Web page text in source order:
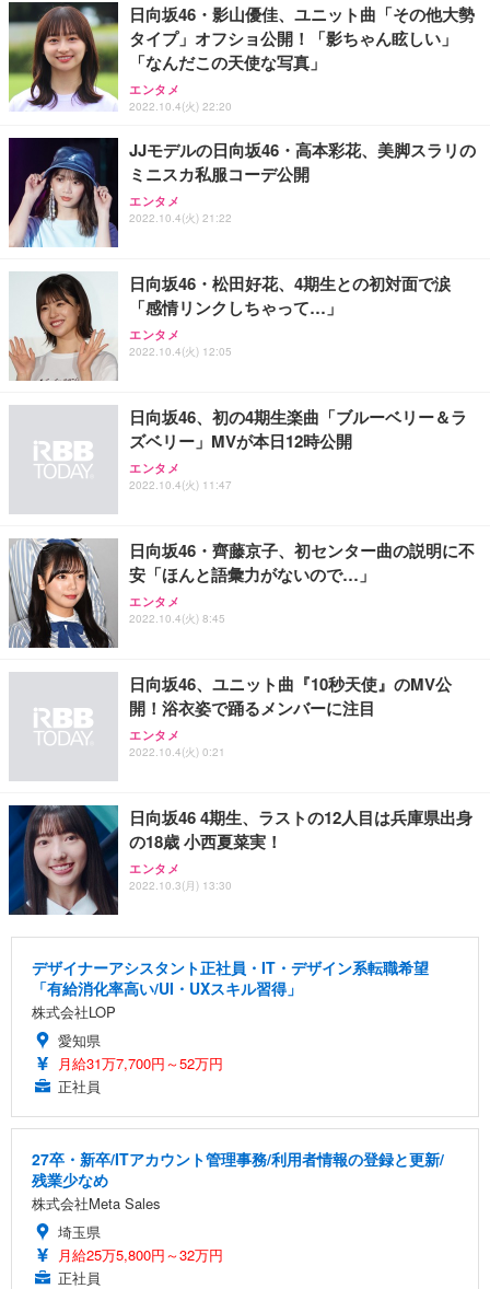
務用 おしゃれ パソコンチェア (ブラック)
Sezlife オフィスチェア デスクチェア 疲れない テレ
ワーク チェア 強化バックレスト 30度ロッキング機
能 人間工学 椅子 腰サポート 90度跳ね上げ式アーム
レスト 3Dヘッドレスト ハンガー付き 高反発クッシ
務用 おしゃれ パソコンチェア (ホワイト)
ANDWINT オフィスチェア デスクチェア 肘なし メ
ッシュ 通気性 ランバーサポート付き 腰サポート ガ
ス圧無段階昇降 360度回転 キャスター付き コンパク
【整備済み品】Dell E2724HS 27インチ 液晶モニタ
ー フルHD（1920×1080）VA 非光沢 HDMI/DisplayP
ort/VGA スピーカー内蔵 高さ調整 スイベル VESA対
応 ComfortView ビジネス向け
￥15,800
【MiniLED/24.5inch/280Hz/FHD】GRAPHT THE S
HOOTER Gaming Monitor 24” Essential ゲーミン
グモニター QD 24.5インチ 1ms FHD 量子ドット 残
Smart Basic(スマートベーシック) 【Amazon.co.jp
限定】 Smart Basic アイリスオーヤマ ペットシーツ
超厚型 お徳用 ワイド 100枚入 (x 1) (ケース販売)
アイリスオーヤマ ペットシーツ 超厚型 お徳用 レギ
ュラー 200枚入【Amazon.co.jp限定】
日向坂46・影山優佳、ユニット曲「その他大勢
タイプ」オフショ公開！「影ちゃん眩しい」
「なんだこの天使な写真」
エンタメ
2022.10.4(火) 22:20
JJモデルの日向坂46・高本彩花、美脚スラリの
ミニスカ私服コーデ公開
エンタメ
2022.10.4(火) 21:22
日向坂46・松田好花、4期生との初対面で涙
「感情リンクしちゃって…」
エンタメ
2022.10.4(火) 12:05
日向坂46、初の4期生楽曲「ブルーベリー＆ラ
ズベリー」MVが本日12時公開
エンタメ
2022.10.4(火) 11:47
日向坂46・齊藤京子、初センター曲の説明に不
安「ほんと語彙力がないので…」
エンタメ
2022.10.4(火) 8:45
日向坂46、ユニット曲『10秒天使』のMV公
開！浴衣姿で踊るメンバーに注目
エンタメ
2022.10.4(火) 0:21
日向坂46 4期生、ラストの12人目は兵庫県出身
の18歳 小西夏菜実！
エンタメ
2022.10.3(月) 13:30
デザイナーアシスタント正社員・IT・デザイン系転職希望
「有給消化率高い/UI・UXスキル習得」
株式会社LOP
愛知県
月給31万7,700円～52万円
正社員
27卒・新卒/ITアカウント管理事務/利用者情報の登録と更新/
残業少なめ
株式会社Meta Sales
埼玉県
月給25万5,800円～32万円
正社員